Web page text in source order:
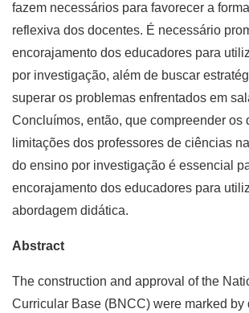
fazem necessários para favorecer a
reflexiva dos docentes. É necessário
encorajamento dos educadores para
por investigação, além de buscar
superar os problemas enfrentados em
Concluímos, então, que compreender os
limitações dos professores de ciências
do ensino por investigação é essencial
encorajamento dos educadores para
abordagem didática.
Abstract
The construction and approval of the
Curricular Base (BNCC) were marked by